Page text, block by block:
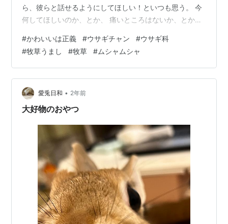
ら、彼らと話せるようにしてほしい！といつも思う。 今
何してほしいのか、とか、 痛いところはないか、とか、
っと長生きしてもらえるのに。 呑気に葉っぱなんか食べ
ちゃって。 たくさん食べてたくさんうんちしてたくさん
オネンネするんだよ。 でも本当に、一度でいいから話し
てみたいな。
#かわいいは正義 #ウサギチャン #ウサギ科
#牧草うまし #牧草 #ムシャムシャ
愛兎日和 • 2年前
大好物のおやつ